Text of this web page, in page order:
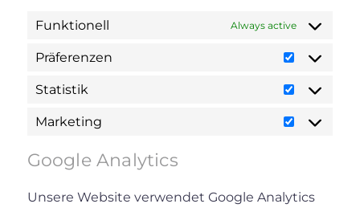
Funktionell Always active
Präferenzen
Statistik
Statistik
Marketing
Google Analytics
Unsere Website verwendet Google Analytics